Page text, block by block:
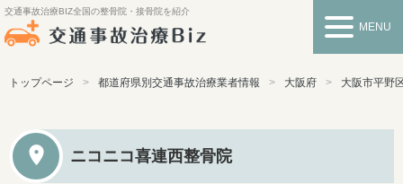
交通事故治療BIZ全国の整骨院・接骨院を紹介
MENU
トップページ 都道府県別交通事故治療業者情報 大阪府 大阪市平野
ニコニコ喜連西整骨院